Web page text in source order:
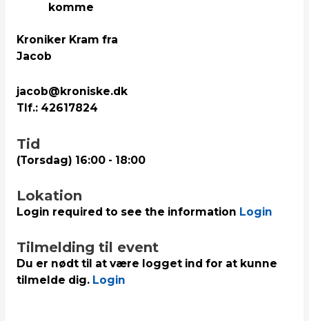
komme
Kroniker Kram fra
Jacob
jacob@kroniske.dk
Tlf.: 42617824
Tid
(Torsdag) 16:00 - 18:00
Lokation
Login required to see the information Login
Tilmelding til event
Du er nødt til at være logget ind for at kunne
tilmelde dig. Login